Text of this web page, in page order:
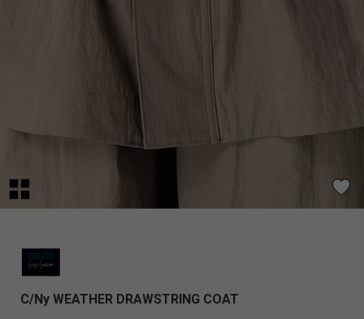
C/Ny WEATHER DRAWSTRING COAT